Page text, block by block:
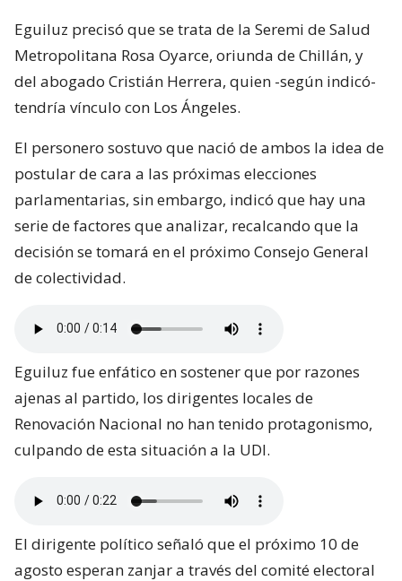
Eguiluz precisó que se trata de la Seremi de Salud
Metropolitana Rosa Oyarce, oriunda de Chillán, y
del abogado Cristián Herrera, quien -según indicó-
tendría vínculo con Los Ángeles.
El personero sostuvo que nació de ambos la idea de
postular de cara a las próximas elecciones
parlamentarias, sin embargo, indicó que hay una
serie de factores que analizar, recalcando que la
decisión se tomará en el próximo Consejo General
de colectividad.
Eguiluz fue enfático en sostener que por razones
ajenas al partido, los dirigentes locales de
Renovación Nacional no han tenido protagonismo,
culpando de esta situación a la UDI.
El dirigente político señaló que el próximo 10 de
agosto esperan zanjar a través del comité electoral